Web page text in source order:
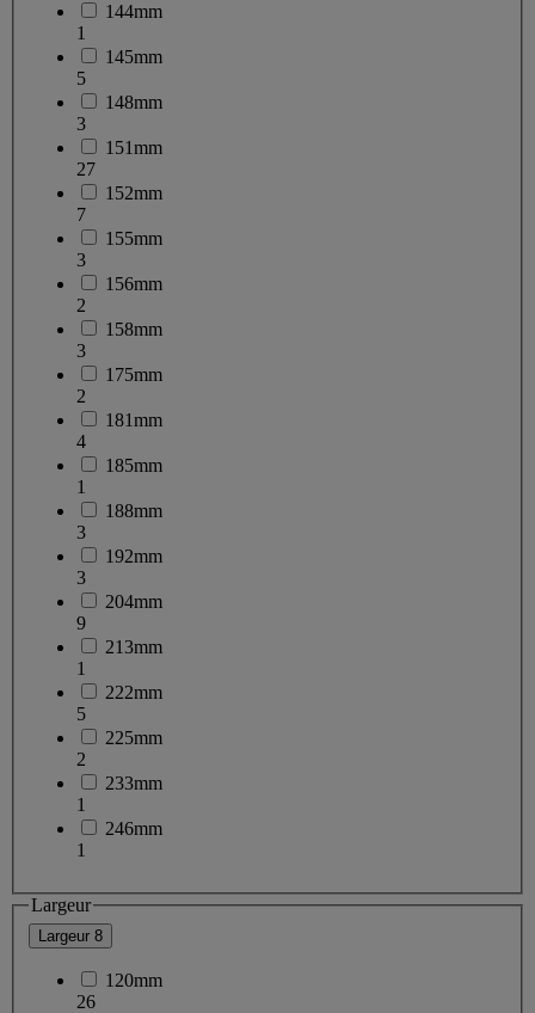
144mm
1
145mm
5
148mm
3
151mm
27
152mm
7
155mm
3
156mm
2
158mm
3
175mm
2
181mm
4
185mm
1
188mm
3
192mm
3
204mm
9
213mm
1
222mm
5
225mm
2
233mm
1
246mm
1
Largeur
Largeur 8
120mm
26